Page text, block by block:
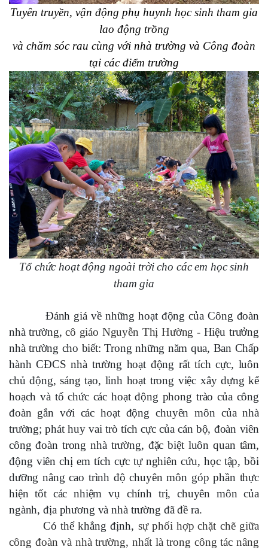
Tuyên truyền, vận động phụ huynh học sinh tham gia
lao động trồng
và chăm sóc rau cùng với nhà trường và Công đoàn
tại các điểm trường
Tổ chức hoạt động ngoài trời cho các em học sinh
tham gia
Đánh giá về những hoạt động của Công đoàn
nhà trường,cô giáo Nguyễn Thị Hường - Hiệu trưởng
nhà trường cho biết: Trong những năm qua, Ban Chấp
hành CĐCS nhà trường hoạt động rất tích cực, luôn
chủ động, sáng tạo, linh hoạt trong việc xây dựng kế
hoạch và tổ chức các hoạt động phong trào của công
đoàn gắn với các hoạt động chuyên môn của nhà
trường; phát huy vai trò tích cực của cán bộ, đoàn viên
công đoàn trong nhà trường, đặc biệt luôn quan tâm,
động viên chị em tích cực tự nghiên cứu, học tập, bồi
dưỡng nâng cao trình độ chuyên môn góp phần thực
hiện tốt các nhiệm vụ chính trị, chuyên môn của
ngành, địa phương và nhà trường đã đề ra.
Có thể khẳng định, sự phối hợp chặt chẽ giữa
công đoàn và nhà trường, nhất là trong công tác nâng